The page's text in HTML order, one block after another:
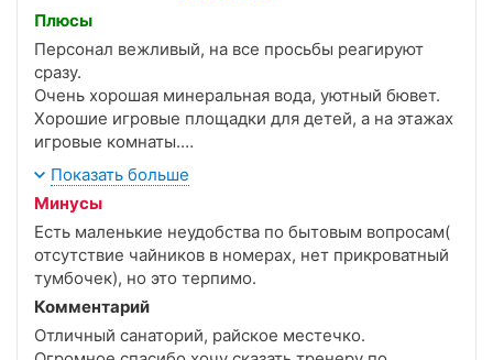
Плюсы
Персонал вежливый, на все просьбы реагируют
сразу.
Очень хорошая минеральная вода, уютный бювет.
Хорошие игровые площадки для детей, а на этажах
игровые комнаты.
Досуг для детей и взрослых организован хорошо.
Показать больше
Минусы
Есть маленькие неудобства по бытовым вопросам(
отсутствие чайников в номерах, нет прикроватный
тумбочек), но это терпимо.
Комментарий
Отличный санаторий, райское местечко.